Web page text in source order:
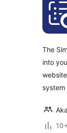
The
into